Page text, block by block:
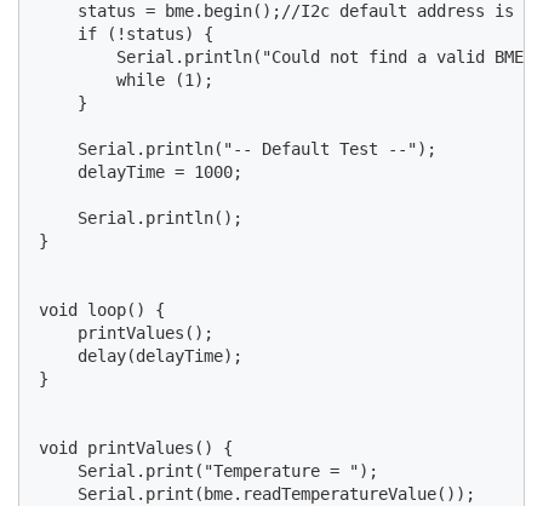
status = bme.begin();//I2c default address is
    if (!status) {
Serial.println("Could not find a valid
        while (1);
    }
    Serial.println("-- Default Test --");
    delayTime = 1000;
    Serial.println();
}
void loop() {
    printValues();
    delay(delayTime);
}
void printValues() {
    Serial.print("Temperature = ");
    Serial.print(bme.readTemperatureValue());